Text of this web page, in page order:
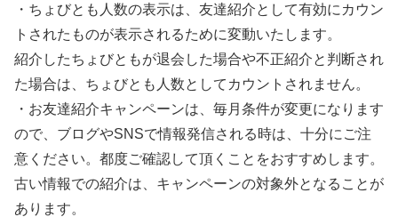
・ちょびとも人数の表示は、友達紹介として有効にカウン
トされたものが表示されるために変動いたします。
紹介したちょびともが退会した場合や不正紹介と判断され
た場合は、ちょびとも人数としてカウントされません。
・お友達紹介キャンペーンは、毎月条件が変更になります
ので、ブログやSNSで情報発信される時は、十分にご注
意ください。都度ご確認して頂くことをおすすめします。
古い情報での紹介は、キャンペーンの対象外となることが
あります。